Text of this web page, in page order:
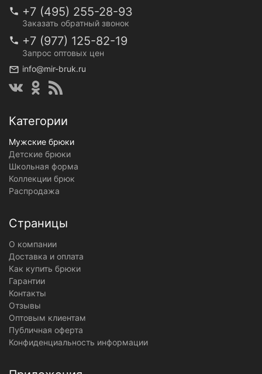
+7 (495) 255-28-93
Заказать обратный звонок
+7 (977) 125-82-19
Запрос оптовых цен
info@mir-bruk.ru
Категории
Мужские брюки
Детские брюки
Школьная форма
Коллекции брюк
Распродажа
Страницы
О компании
Доставка и оплата
Как купить брюки
Гарантии
Контакты
Отзывы
Оптовым клиентам
Публичная оферта
Конфиденциальность информации